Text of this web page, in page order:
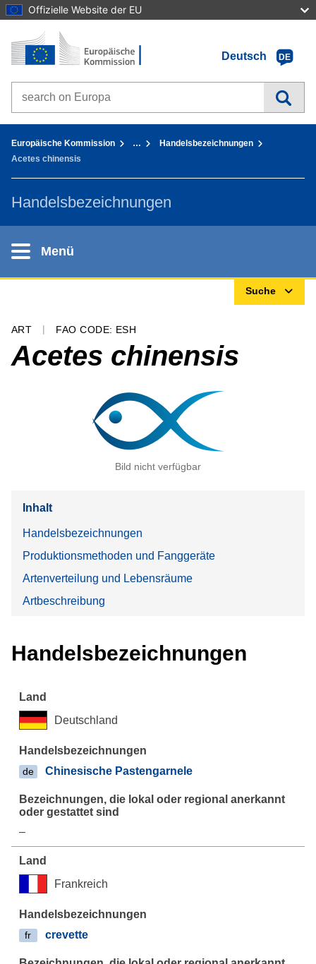
Offizielle Website der EU
Zum Inhalt gehen
Startseite - Europäische Kommission
Deutsch
DE
Search on Europa websites
Europäische Kommission …
Handelsbezeichnungen
Acetes chinensis
Handelsbezeichnungen
Menü
Suche
ART FAO CODE: ESH
Acetes chinensis
Bild nicht verfügbar
Inhalt
Handelsbezeichnungen
Produktionsmethoden und Fanggeräte
Artenverteilung und Lebensräume
Artbeschreibung
Handelsbezeichnungen
Deutschland
de Chinesische Pastengarnele
–
Frankreich
fr crevette